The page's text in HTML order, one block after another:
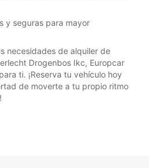
y seguras para mayor
necesidades de alquiler de
Drogenbos Ikc, Europcar
ti. ¡Reserva tu vehículo hoy
de moverte a tu propio ritmo